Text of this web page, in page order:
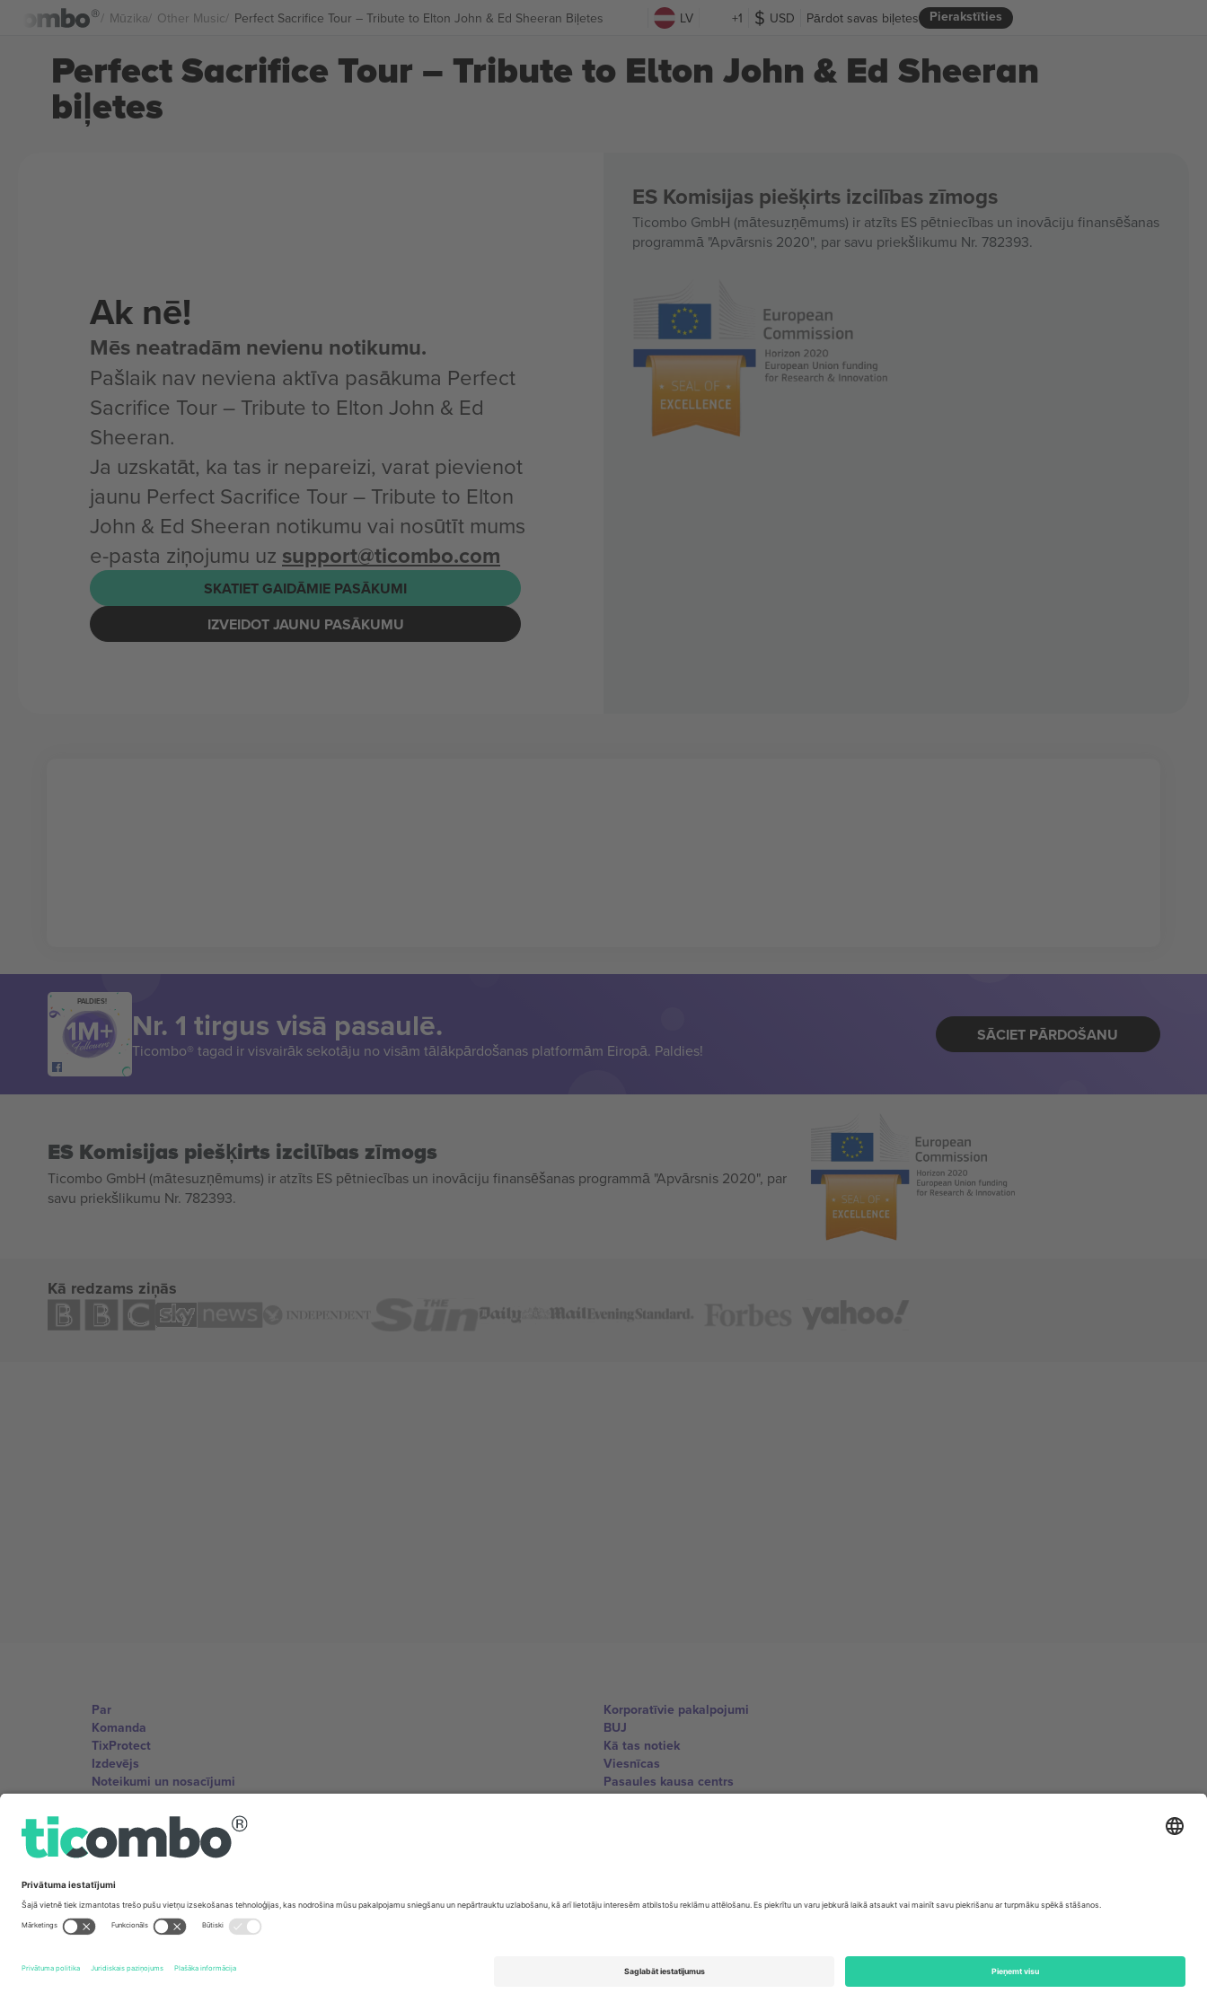
Mūzika Other Music Perfect Sacrifice Tour – Tribute to Elton John & Ed Sheeran Biļetes LV +1 USD Pierakstīties
Pārdot savas biļetes
Perfect Sacrifice Tour – Tribute to Elton John & Ed Sheeran
biļetes
Ak nē!
Mēs neatradām nevienu notikumu.
Pašlaik nav neviena aktīva pasākuma Perfect
Sacrifice Tour – Tribute to Elton John & Ed
Sheeran.
Ja uzskatāt, ka tas ir nepareizi, varat pievienot
jaunu Perfect Sacrifice Tour – Tribute to Elton
John & Ed Sheeran notikumu vai nosūtīt mums
e-pasta ziņojumu uz support@ticombo.com
SKATIET GAIDĀMIE PASĀKUMI
IZVEIDOT JAUNU PASĀKUMU
ES Komisijas piešķirts izcilības zīmogs
Ticombo GmbH (mātesuzņēmums) ir atzīts ES pētniecības un inovāciju finansēšanas
programmā "Apvārsnis 2020", par savu priekšlikumu Nr. 782393.
PALDIES!
Nr. 1 tirgus visā pasaulē.
Ticombo® tagad ir visvairāk sekotāju no visām tālākpārdošanas platformām Eiropā. Paldies!
SĀCIET PĀRDOŠANU
ES Komisijas piešķirts izcilības zīmogs
Ticombo GmbH (mātesuzņēmums) ir atzīts ES pētniecības un inovāciju finansēšanas programmā "Apvārsnis 2020", par
savu priekšlikumu Nr. 782393.
Kā redzams ziņās
Par
Komanda
TixProtect
Izdevējs
Noteikumi un nosacījumi
Partneru programma
Korporatīvie pakalpojumi
BUJ
Kā tas notiek
Viesnīcas
Pasaules kausa centrs
Sazinieties ar mums
Biroji un atbalsts
Germany
United Kingdom